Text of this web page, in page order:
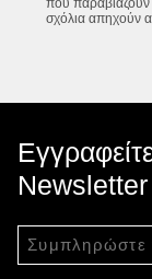
σχόλια απηχούν
Newsletter